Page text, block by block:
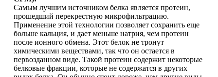
НАЗАД
Жиросжигатели
Карнитин
Самым лучшим источником белка является протеин,
прошедший перекрестную микрофильтрацию.
Применение этой технологии позволяет сохранить еще
больше кальция, и дает меньше натрия, чем протеин
после ионного обмена. Этот белок не тронут
химическими веществами, так что он остается в
первозданном виде. Такой протеин содержит некоторые
белковые фракции, которые не содержатся в других